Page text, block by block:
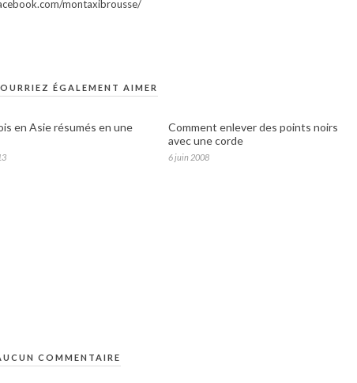
montaxibrousse/
ÉGALEMENT AIMER
en Asie résumés en une
Comment enlever des points noirs
avec une corde
6 juin 2008
COMMENTAIRE